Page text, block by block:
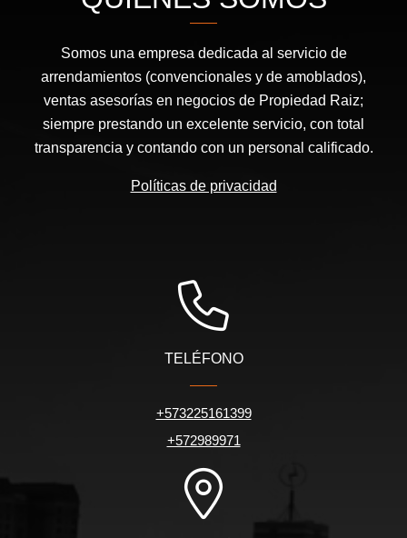
Somos una empresa dedicada al servicio de
arrendamientos (convencionales y de amoblados),
ventas asesorías en negocios de Propiedad Raiz;
siempre prestando un excelente servicio, con total
transparencia y contando con un personal calificado.
Políticas de privacidad
TELÉFONO
+573225161399
+572989971